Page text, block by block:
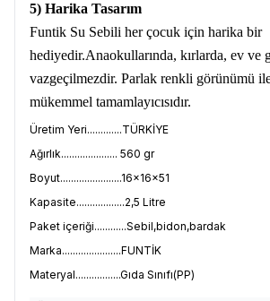
5) Harika Tasarım
Funtik Su Sebili her çocuk için harika bir
hediyedir.Anaokullarında, kırlarda, ev ve
vazgeçilmezdir. Parlak renkli görünümü
mükemmel tamamlayıcısıdır.
Üretim Yeri.............TÜRKİYE
Ağırlık..................... 560 gr
Boyut.......................16×16×51
Kapasite..................2,5 Litre
Paket içeriği............Sebil,bidon,bardak
Marka......................FUNTİK
Materyal.................Gıda Sınıfı(PP)